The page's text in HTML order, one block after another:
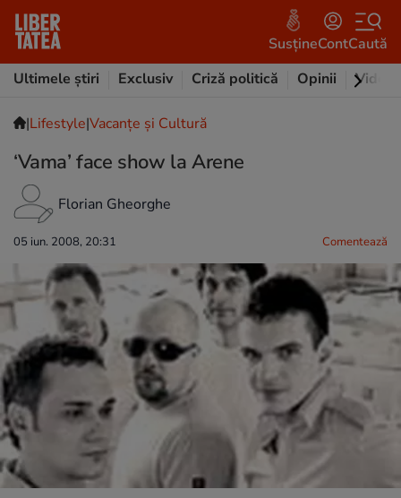
SusțineContCaută
Ultimele știri
Exclusiv Criză politică Opinii Video
|Lifestyle|Vacanțe și Cultură
‘Vama’ face show la Arene
Florian Gheorghe
05 iun. 2008, 20:31 Comentează